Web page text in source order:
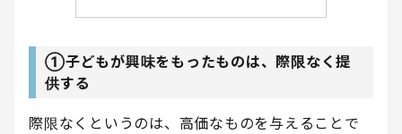
①子どもが興味をもったものは、際限なく提
供する
際限なくというのは、高価なものを与えることで